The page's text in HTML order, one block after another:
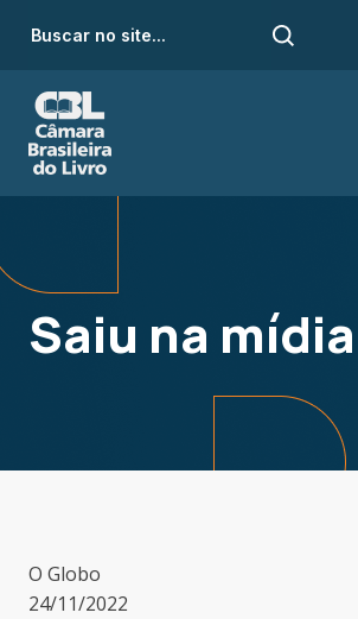
Saiu na mídia
O Globo
24/11/2022